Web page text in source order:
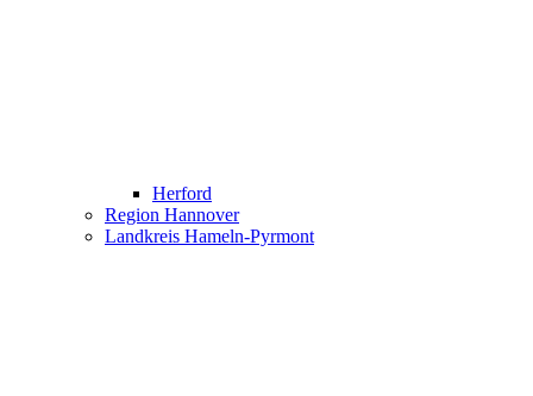
Herford
Region Hannover
Landkreis Hameln-Pyrmont